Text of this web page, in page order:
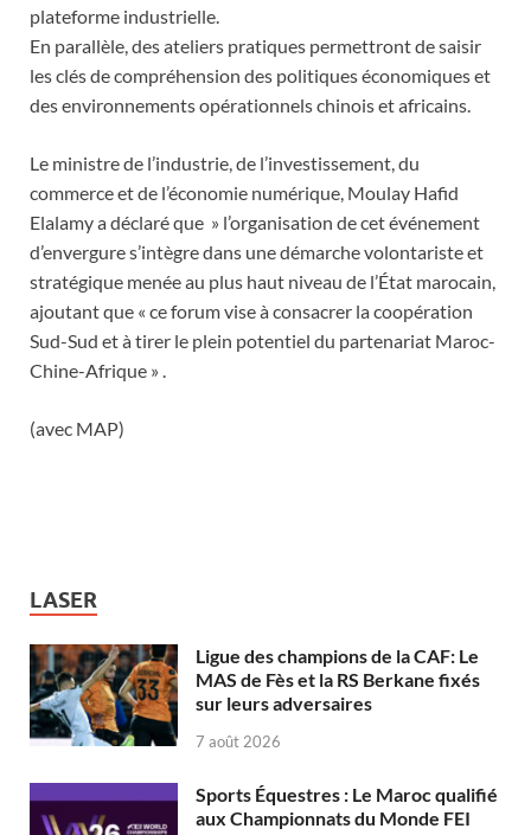
plateforme industrielle.
En parallèle, des ateliers pratiques permettront de saisir
les clés de compréhension des politiques économiques et
des environnements opérationnels chinois et africains.
Le ministre de l’industrie, de l’investissement, du
commerce et de l’économie numérique, Moulay Hafid
Elalamy a déclaré que » l’organisation de cet événement
d’envergure s’intègre dans une démarche volontariste et
stratégique menée au plus haut niveau de l’État marocain,
ajoutant que « ce forum vise à consacrer la coopération
Sud-Sud et à tirer le plein potentiel du partenariat Maroc-
Chine-Afrique » .
(avec MAP)
LASER
Ligue des champions de la CAF: Le
MAS de Fès et la RS Berkane fixés
sur leurs adversaires
7 août 2026
Sports Équestres : Le Maroc qualifié
aux Championnats du Monde FEI